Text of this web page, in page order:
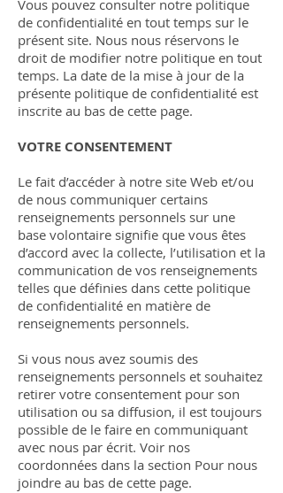
Vous pouvez consulter notre politique
de confidentialité en tout temps sur le
présent site. Nous nous réservons le
droit de modifier notre politique en tout
temps. La date de la mise à jour de la
présente politique de confidentialité est
inscrite au bas de cette page.
VOTRE CONSENTEMENT
Le fait d’accéder à notre site Web et/ou
de nous communiquer certains
renseignements personnels sur une
base volontaire signifie que vous êtes
d’accord avec la collecte, l’utilisation et la
communication de vos renseignements
telles que définies dans cette politique
de confidentialité en matière de
renseignements personnels.
Si vous nous avez soumis des
renseignements personnels et souhaitez
retirer votre consentement pour son
utilisation ou sa diffusion, il est toujours
possible de le faire en communiquant
avec nous par écrit. Voir nos
coordonnées dans la section Pour nous
joindre au bas de cette page.